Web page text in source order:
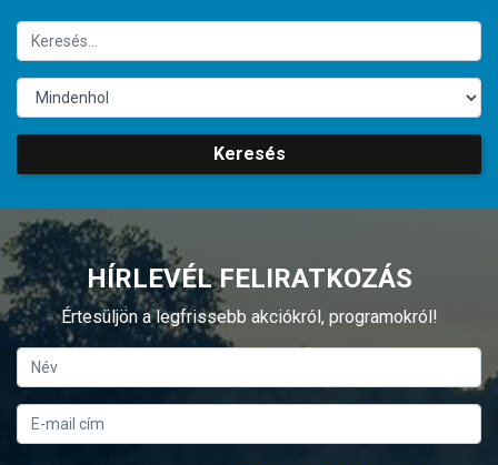
Keresés
HÍRLEVÉL FELIRATKOZÁS
Értesüljön a legfrissebb akciókról, programokról!